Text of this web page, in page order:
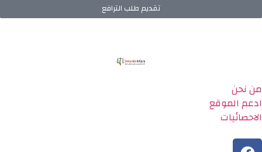
تقديم طلب الترافع
من نحن
ادعم الموقع
الاحصائيات